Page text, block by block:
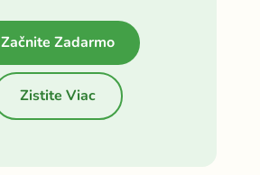
Začnite Zadarmo
Zistite Viac